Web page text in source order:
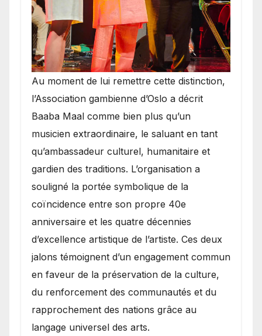
​Au moment de lui remettre cette distinction,
l’Association gambienne d’Oslo a décrit
Baaba Maal comme bien plus qu’un
musicien extraordinaire, le saluant en tant
qu’ambassadeur culturel, humanitaire et
gardien des traditions. L’organisation a
souligné la portée symbolique de la
coïncidence entre son propre 40e
anniversaire et les quatre décennies
d’excellence artistique de l’artiste. Ces deux
jalons témoignent d’un engagement commun
en faveur de la préservation de la culture,
du renforcement des communautés et du
rapprochement des nations grâce au
langage universel des arts.